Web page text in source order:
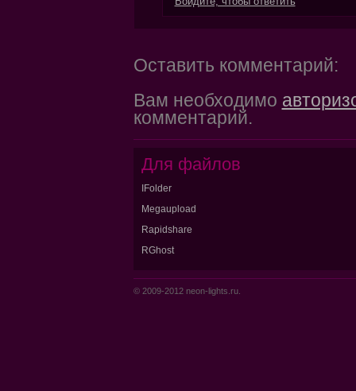
Оставить комментарий:
Вам необходимо
комментарий.
Для файлов
IFolder
Megaupload
Rapidshare
RGhost
© 2009-2012 neon-lights.ru.